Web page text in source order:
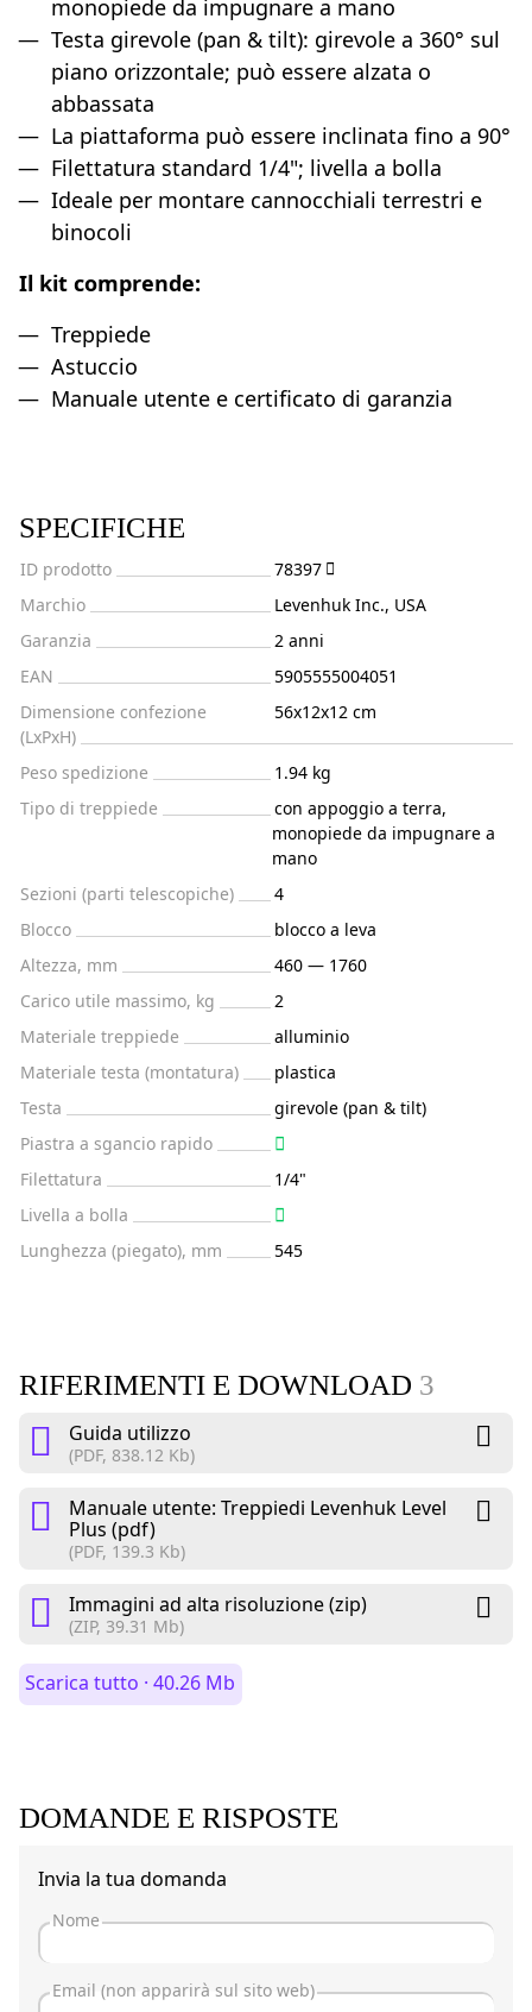
monopiede da impugnare a mano
Testa girevole (pan & tilt): girevole a 360° sul
piano orizzontale; può essere alzata o
abbassata
La piattaforma può essere inclinata fino a 90°
Filettatura standard 1/4"; livella a bolla
Ideale per montare cannocchiali terrestri e
binocoli
Il kit comprende:
Treppiede
Astuccio
Manuale utente e certificato di garanzia
SPECIFICHE
ID prodotto
78397
Marchio
Levenhuk Inc., USA
Garanzia
2 anni
EAN
5905555004051
Dimensione confezione
(LxPxH)
56x12x12 cm
Peso spedizione
1.94 kg
Tipo di treppiede
con appoggio a terra,
monopiede da impugnare a
mano
Sezioni (parti telescopiche)
4
Blocco
blocco a leva
Altezza, mm
460 — 1760
Carico utile massimo, kg
2
Materiale treppiede
alluminio
Materiale testa (montatura)
plastica
Testa
girevole (pan & tilt)
Piastra a sgancio rapido
Filettatura
1/4"
Livella a bolla
Lunghezza (piegato), mm
545
RIFERIMENTI E DOWNLOAD 3
Guida utilizzo
(PDF, 838.12 Kb)
Manuale utente: Treppiedi Levenhuk Level
Plus (pdf)
(PDF, 139.3 Kb)
Immagini ad alta risoluzione (zip)
(ZIP, 39.31 Mb)
Scarica tutto · 40.26 Mb
DOMANDE E RISPOSTE
Invia la tua domanda